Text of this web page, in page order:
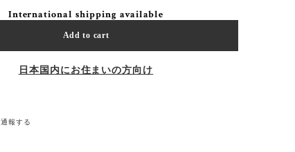
International shipping available
Add to cart
日本国内にお住まいの方向け
通報する